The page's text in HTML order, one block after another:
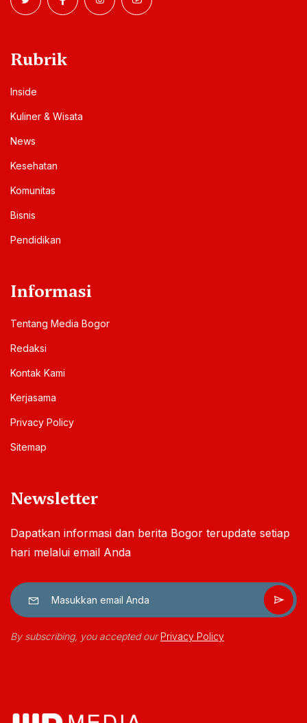
Rubrik
Inside
Kuliner & Wisata
News
Kesehatan
Komunitas
Bisnis
Pendidikan
Informasi
Tentang Media Bogor
Redaksi
Kontak Kami
Kerjasama
Privacy Policy
Sitemap
Newsletter
Dapatkan informasi dan berita Bogor terupdate setiap
hari melalui email Anda
By subscribing, you accepted ourPrivacy Policy